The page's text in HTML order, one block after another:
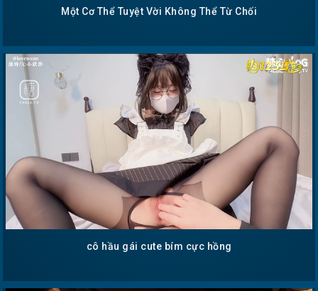
Một Cơ Thể Tuyệt Vời Không Thể Từ Chối
cô hầu gái cute bím cực hồng